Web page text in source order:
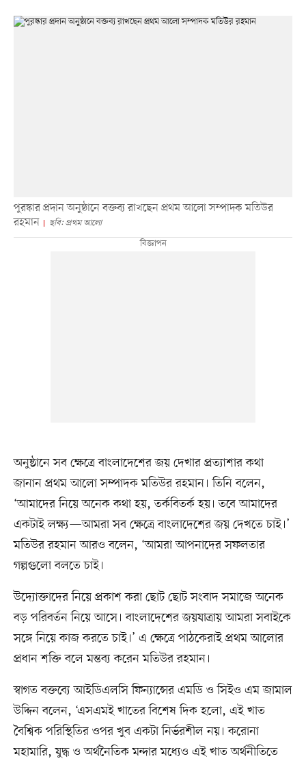
পুরস্কার প্রদান অনুষ্ঠানে বক্তব্য রাখছেন প্রথম আলো সম্পাদক মতিউর
রহমান
ছবি: প্রথম আলো
অনুষ্ঠানে সব ক্ষেত্রে বাংলাদেশের জয় দেখার প্রত্যাশার কথা
জানান প্রথম আলো সম্পাদক মতিউর রহমান। তিনি বলেন,
‘আমাদের নিয়ে অনেক কথা হয়, তর্কবিতর্ক হয়। তবে আমাদের
একটাই লক্ষ্য—আমরা সব ক্ষেত্রে বাংলাদেশের জয় দেখতে চাই।’
মতিউর রহমান আরও বলেন, ‘আমরা আপনাদের সফলতার
গল্পগুলো বলতে চাই।
উদ্যোক্তাদের নিয়ে প্রকাশ করা ছোট ছোট সংবাদ সমাজে অনেক
বড় পরিবর্তন নিয়ে আসে। বাংলাদেশের জয়যাত্রায় আমরা সবাইকে
সঙ্গে নিয়ে কাজ করতে চাই।’ এ ক্ষেত্রে পাঠকেরাই প্রথম আলোর
প্রধান শক্তি বলে মন্তব্য করেন মতিউর রহমান।
স্বাগত বক্তব্যে আইডিএলসি ফিন্যান্সের এমডি ও সিইও এম জামাল
উদ্দিন বলেন, ‘এসএমই খাতের বিশেষ দিক হলো, এই খাত
বৈশ্বিক পরিস্থিতির ওপর খুব একটা নির্ভরশীল নয়। করোনা
মহামারি, যুদ্ধ ও অর্থনৈতিক মন্দার মধ্যেও এই খাত অর্থনীতিতে